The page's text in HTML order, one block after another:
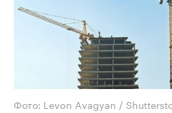
Фото: Levon Avagyan /